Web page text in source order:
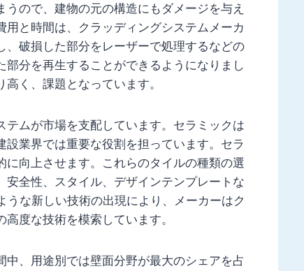
ので、建物の元の構造にもダメージを与え
と時間は、クラッディングシステムメーカ
破損した部分をレーザーで処理するなどの
分を再生することができるようになりまし
く、課題となっています。
ムが市場を支配しています。セラミックは
業界では重要な役割を担っています。セラ
向上させます。これらのタイルの種類の選
全性、スタイル、デザインテンプレートな
うな新しい技術の出現により、メーカーはク
度な技術を模索しています。
、用途別では壁面分野が最大のシェアを占